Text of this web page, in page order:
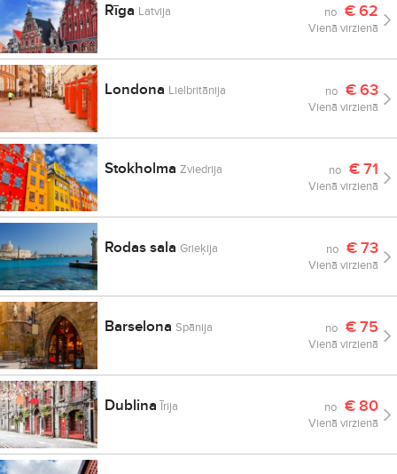
Rīga Latvija no €62
Vienā virzienā
Londona Lielbritānija no €63
Vienā virzienā
StokholmaZviedrija no €71
Vienā virzienā
Rodas salaGrieķija no €73
Vienā virzienā
BarselonaSpānija no €75
Vienā virzienā
DublinaĪrija no €80
Vienā virzienā